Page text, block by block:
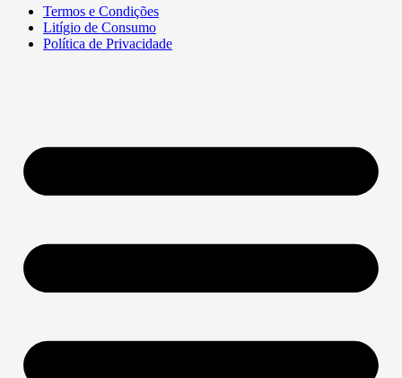
Termos e Condições
Litígio de Consumo
Política de Privacidade